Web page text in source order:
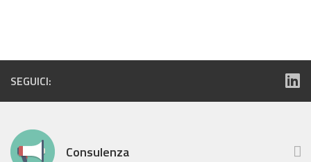
SEGUICI:
Consulenza